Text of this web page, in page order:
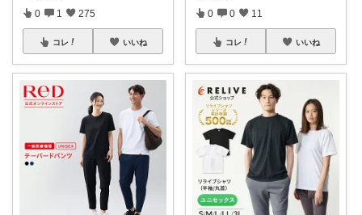
0 1 275
コレ いいね
0 0 11
コレ いいね